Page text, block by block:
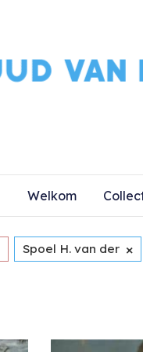
Welkom
Spoel H. van der ×